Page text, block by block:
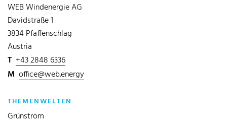
WEB Windenergie AG
Davidstraße 1
3834 Pfaffenschlag
Austria
T +43 2848 6336
M office@web.energy
THEMENWELTEN
Grünstrom